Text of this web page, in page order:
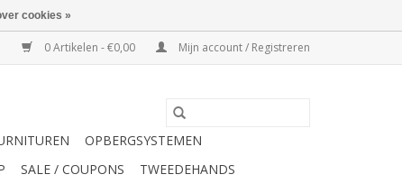
0 Artikelen - €0,00 Mijn account / Registreren
OPBERGSYSTEMEN
SALE / COUPONS
TWEEDEHANDS
cookies »